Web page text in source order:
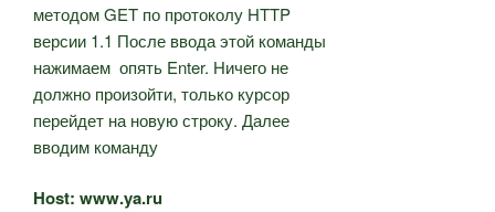
методом GET по протоколу HTTP
версии 1.1 После ввода этой команды
нажимаем опять Enter. Ничего не
должно произойти, только курсор
перейдет на новую строку. Далее
вводим команду
Host: www.ya.ru